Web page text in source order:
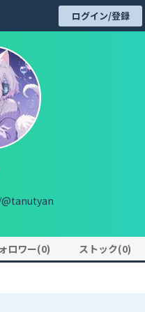
ログイン/登録
ロワー(0) ストック(0)